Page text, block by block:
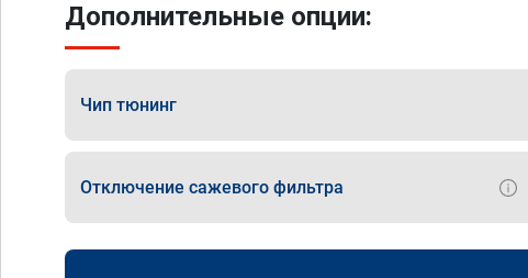
Дополнительные опции:
Чип тюнинг
Отключение сажевого фильтра